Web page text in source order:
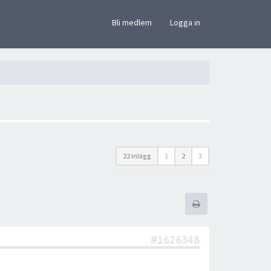
Bli medlem Logga in
22 inlägg 1 2 3
#1626348